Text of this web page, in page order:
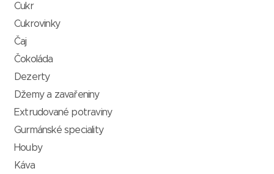
Cukr
Cukrovinky
Čaj
Čokoláda
Dezerty
Džemy a zavařeniny
Extrudované potraviny
Gurmánské speciality
Houby
Káva